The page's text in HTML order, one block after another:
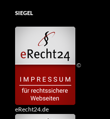
SIEGEL
©
eRecht24.de